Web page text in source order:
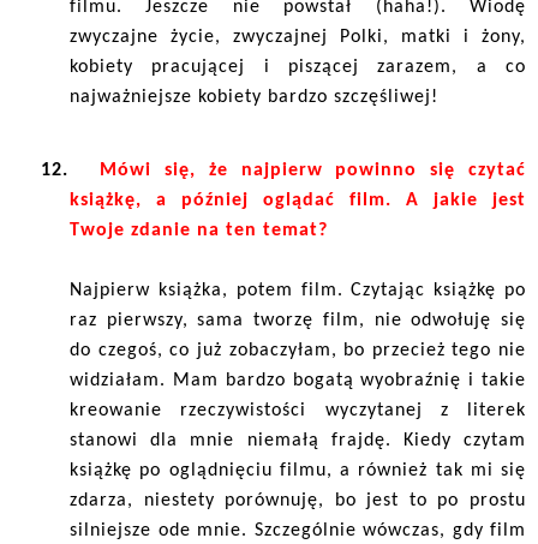
filmu. Jeszcze nie powstał (haha!). Wiodę
zwyczajne życie, zwyczajnej Polki, matki i żony,
kobiety pracującej i piszącej zarazem, a co
najważniejsze kobiety bardzo szczęśliwej!
12.
Mówi się, że najpierw powinno się czytać
książkę, a później oglądać film. A jakie jest
Twoje zdanie na ten temat?
Najpierw książka, potem film. Czytając książkę po
raz pierwszy, sama tworzę film, nie odwołuję się
do czegoś, co już zobaczyłam, bo przecież tego nie
widziałam. Mam bardzo bogatą wyobraźnię i takie
kreowanie rzeczywistości wyczytanej z literek
stanowi dla mnie niemałą frajdę. Kiedy czytam
książkę po oglądnięciu filmu, a również tak mi się
zdarza, niestety porównuję, bo jest to po prostu
silniejsze ode mnie. Szczególnie wówczas, gdy film